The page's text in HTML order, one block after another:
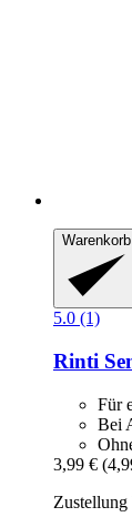
Warenkorb
5.0 (1)
Rinti
Für
Bei
3,99 €